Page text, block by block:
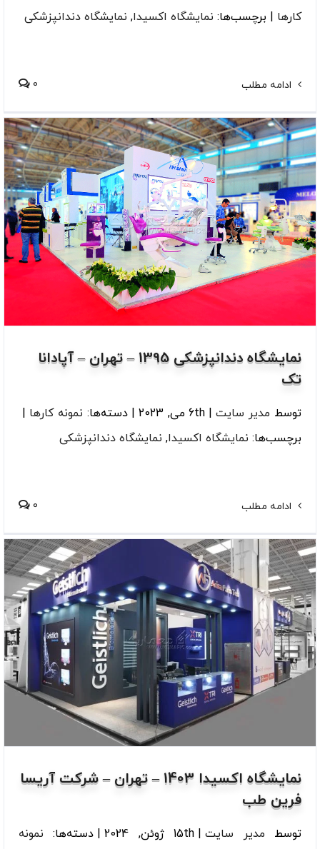
کارها
برچسب‌ها: نمایشگاه اکسیدا, نمایشگاه دندانپزشکی
ادامه مطلب 0
نمایشگاه دندانپزشکی 1395 – تهران – آپادانا
تک
توسط مدیر سایت 6th می, 2023 دسته‌ها: نمونه کارها
برچسب‌ها: نمایشگاه اکسیدا, نمایشگاه دندانپزشکی
ادامه مطلب 0
نمایشگاه اکسیدا 1403 – تهران – شرکت آریسا
فرین طب
توسط مدیر سایت 15th ژوئن, 2024 دسته‌ها: نمونه